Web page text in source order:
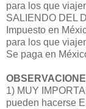
para los que
SALIENDO DEL
Impuesto en
para los que
Se paga en
1) MUY
pueden hacerse